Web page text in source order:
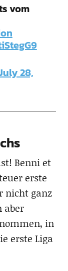
vom
28,
Benni et
erste
nicht ganz
aber
in
erste Liga